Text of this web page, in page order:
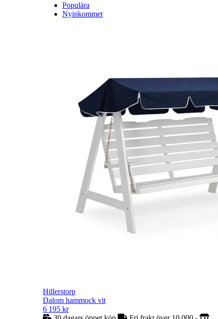
Populära
Nyinkommet
Hillerstorp
Dalom hammock vit
6 195 kr